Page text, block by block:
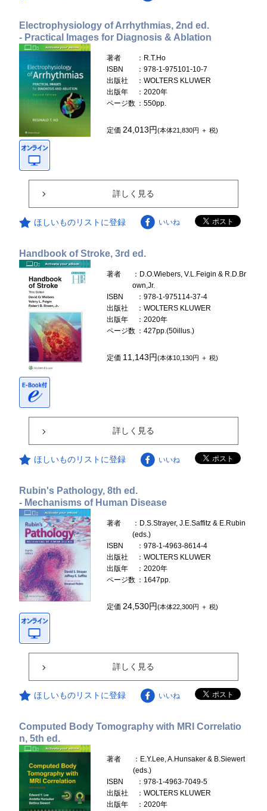
Electrophysiology of Arrhythmias, 2nd ed.
- Practical Images for Diagnosis & Ablation
著者
：R.T.Ho
ISBN
：978-1-975101-10-7
出版社
：WOLTERS KLUWER
出版年
：2020年
ページ数 ：550pp.
定価24,013円(本体21,830円 ＋ 税)
詳しく見る
ほしいものリストに登録 いいね
Handbook of Stroke, 3rd ed.
著者
：D.O.Wiebers, V.L.Feigin & R.D.Br
own,Jr.
ISBN
：978-1-975114-37-4
出版社
：WOLTERS KLUWER
出版年
：2020年
ページ数 ：427pp.(50illus.)
定価 11,143円(本体10,130円 ＋ 税)
詳しく見る
ほしいものリストに登録 いいね
Rubin's Pathology, 8th ed.
- Mechanisms of Human Disease
著者
：D.S.Strayer, J.E.Saffitz & E.Rubin
(eds.)
ISBN
：978-1-4963-8614-4
出版社
：WOLTERS KLUWER
出版年
：2020年
ページ数 ：1647pp.
定価24,530円(本体22,300円 ＋ 税)
詳しく見る
ほしいものリストに登録 いいね
Computed Body Tomography with MRI Correlatio
n, 5th ed.
著者
：E.Y.Lee, A.Hunsaker & B.Siewert
(eds.)
ISBN
：978-1-4963-7049-5
出版社
：WOLTERS KLUWER
出版年
：2020年